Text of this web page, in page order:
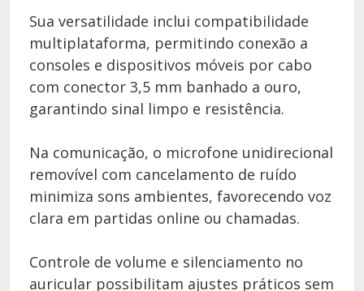
Sua versatilidade inclui compatibilidade
multiplataforma, permitindo conexão a
consoles e dispositivos móveis por cabo
com conector 3,5 mm banhado a ouro,
garantindo sinal limpo e resistência.
Na comunicação, o microfone unidirecional
removível com cancelamento de ruído
minimiza sons ambientes, favorecendo voz
clara em partidas online ou chamadas.
Controle de volume e silenciamento no
auricular possibilitam ajustes práticos sem